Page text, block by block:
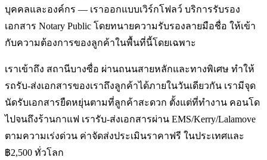
บุคคลและองค์กร — เราออกแบบเวิร์กโฟลว์ บริการรับรอง
เอกสาร Notary Public โดยทนายความรับรองลายมือชื่อ ให้เข้า
กับความต้องการของลูกค้าในพื้นที่นี้โดยเฉพาะ
เราเข้าถึง สถานีบางซื่อ ผ่านถนนสายหลักและทางพิเศษ ทำให้
รถรับ-ส่งเอกสารของเราถึงลูกค้าได้ภายในวันเดียวกัน เรามีจุด
นัดรับเอกสารยืดหยุ่นตามที่ลูกค้าสะดวก ตั้งแต่ที่ทำงาน คอนโด
ไปจนถึงร้านกาแฟ เรารับ-ส่งเอกสารผ่าน EMS/Kerry/Lalamove
ตามความเร่งด่วน ค่าจัดส่งประเมินราคาฟรี ในประเทศและ
฿2,500 ทั่วโลก